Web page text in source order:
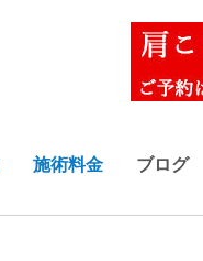
施術料金 ブログ